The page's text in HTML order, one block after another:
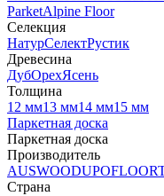
ParketAlpine Floor
Селекция
НатурСелектРустик
Древесина
ДубОрехЯсень
Толщина
12 мм13 мм14 мм15 мм
Паркетная доска
Паркетная доска
Производитель
AUSWOODUPOFLOOR
Страна